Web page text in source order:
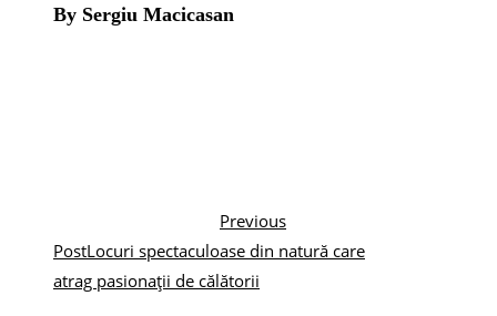
By Sergiu Macicasan
Previous
PostLocuri spectaculoase din natură care
atrag pasionații de călătorii